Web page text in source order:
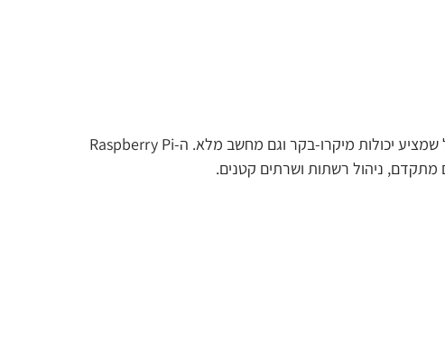
מתקדם, ניהול רשתות ושרתים קטנים.